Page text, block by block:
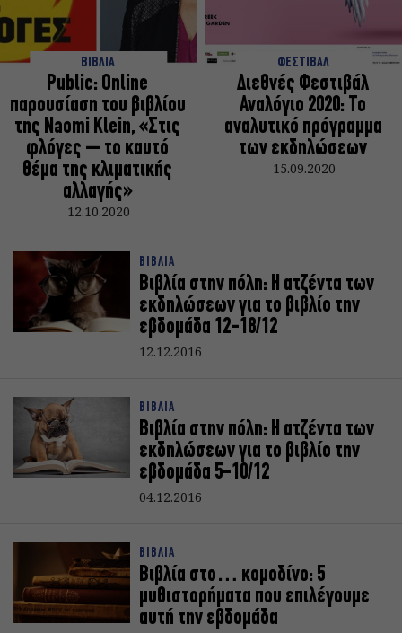
ΒΙΒΛΙΑ
Public: Online
παρουσίαση του βιβλίου
της Naomi Klein, «Στις
φλόγες – το καυτό
θέμα της κλιματικής
αλλαγής»
12.10.2020
ΦΕΣΤΙΒΑΛ
Διεθνές Φεστιβάλ
Αναλόγιο 2020: Το
αναλυτικό πρόγραμμα
των εκδηλώσεων
15.09.2020
ΒΙΒΛΙΑ
Βιβλία στην πόλη: Η ατζέντα των
εκδηλώσεων για το βιβλίο την
εβδομάδα 12-18/12
12.12.2016
ΒΙΒΛΙΑ
Βιβλία στην πόλη: Η ατζέντα των
εκδηλώσεων για το βιβλίο την
εβδομάδα 5-10/12
04.12.2016
ΒΙΒΛΙΑ
Βιβλία στο… κομοδίνο: 5
μυθιστορήματα που επιλέγουμε
αυτή την εβδομάδα